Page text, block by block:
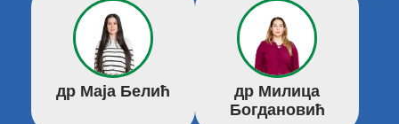
др Маја Белић
др Милица
Богдановић